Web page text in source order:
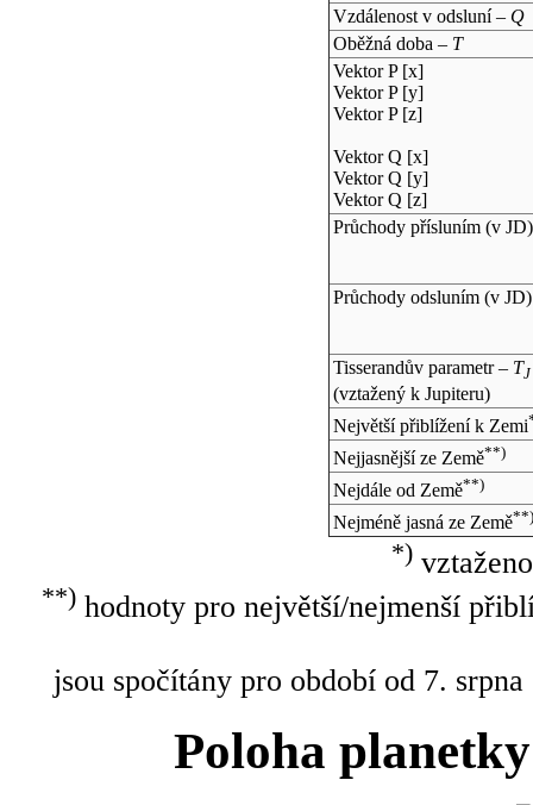
Vzdálenost v odsluní – Q
Oběžná doba – T
Vektor P [x]
Vektor P [y]
Vektor P [z]
Vektor Q [x]
Vektor Q [y]
Vektor Q [z]
Průchody přísluním (v JD)
Průchody odsluním (v JD)
Tisserandův parametr – TJ
(vztažený k Jupiteru)
Největší přiblížení k Zemi
Nejjasnější ze Země**)
Nejdále od Země**)
Nejméně jasná ze Země**)
*)
**)hodnoty pro největší/nejmenší
jsou spočítány pro období od 7.
Poloha